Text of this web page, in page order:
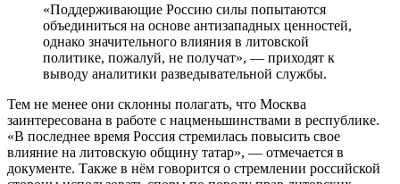
«Поддерживающие Россию силы попытаются
объединиться на основе антизападных ценностей,
однако значительного влияния в литовской
политике, пожалуй, не получат», — приходят к
выводу аналитики разведывательной службы.
Тем не менее они склонны полагать, что Москва
заинтересована в работе с нацменьшинствами в республике.
«В последнее время Россия стремилась повысить свое
влияние на литовскую общину татар», — отмечается в
документе. Также в нём говорится о стремлении российской